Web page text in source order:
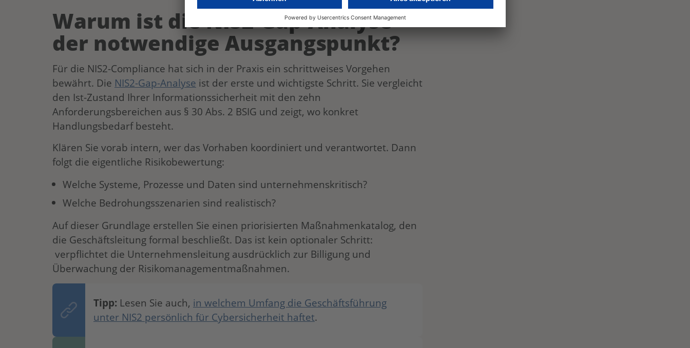
Warum ist die NIS2-Gap-Analyse
der notwendige Ausgangspunkt?
Für die NIS2-Compliance hat sich in der Praxis ein schrittweises Vorgehen
bewährt. Die NIS2-Gap-Analyse ist der erste und wichtigste Schritt. Sie vergleicht
den Ist-Zustand Ihrer Informationssicherheit mit den zehn
Anforderungsbereichen aus § 30 Abs. 2 BSIG und zeigt, wo konkret
Handlungsbedarf besteht.
Klären Sie vorab intern, wer das Vorhaben koordiniert und verantwortet. Dann
folgt die eigentliche Risikobewertung:
Welche Systeme, Prozesse und Daten sind unternehmenskritisch?
Welche Bedrohungsszenarien sind realistisch?
Auf dieser Grundlage erstellen Sie einen priorisierten Maßnahmenkatalog, den
die Geschäftsleitung formal beschließt. Das ist kein optionaler Schritt:
verpflichtet die Unternehmensleitung ausdrücklich zur Billigung und
Überwachung der Risikomanagementmaßnahmen.
Tipp: Lesen Sie auch, in welchem Umfang die Geschäftsführung
unter NIS2 persönlich für Cybersicherheit haftet.